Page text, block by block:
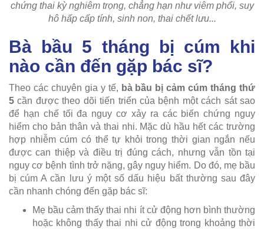
chứng thai kỳ nghiêm trọng, chẳng hạn như viêm phổi, suy
hô hấp cấp tính, sinh non, thai chết lưu...
Bà bầu 5 tháng bị cúm khi
nào cần đến gặp bác sĩ?
Theo các chuyên gia y tế, bà bầu bị cảm cúm tháng thứ
5 cần được theo dõi tiến triển của bệnh một cách sát sao
để hạn chế tối đa nguy cơ xảy ra các biến chứng nguy
hiểm cho bản thân và thai nhi. Mặc dù hầu hết các trường
hợp nhiễm cúm có thể tự khỏi trong thời gian ngắn nếu
được can thiệp và điều trị đúng cách, nhưng vẫn tồn tại
nguy cơ bệnh tình trở nặng, gây nguy hiểm. Do đó, mẹ bầu
bị cúm A cần lưu ý một số dấu hiệu bất thường sau đây
cần nhanh chóng đến gặp bác sĩ:
Mẹ bầu cảm thấy thai nhi ít cử động hơn bình thường
hoặc không thấy thai nhi cử động trong khoảng thời